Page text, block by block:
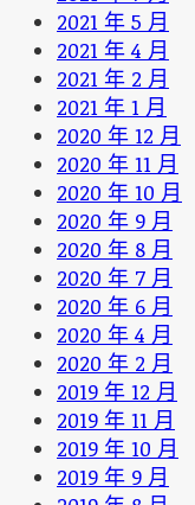
2021 年 5 月
2021 年 4 月
2021 年 2 月
2021 年 1 月
2020 年 12 月
2020 年 11 月
2020 年 10 月
2020 年 9 月
2020 年 8 月
2020 年 7 月
2020 年 6 月
2020 年 4 月
2020 年 2 月
2019 年 12 月
2019 年 11 月
2019 年 10 月
2019 年 9 月